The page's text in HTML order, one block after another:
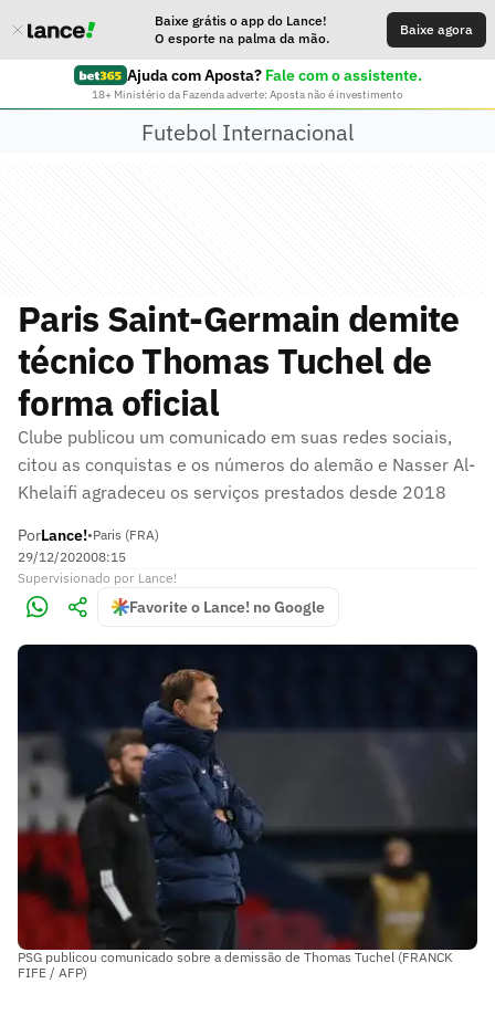
Baixe grátis o app do Lance!
O esporte na palma da mão.
Baixe agora
Ajuda com Aposta? Fale com o assistente.
18+ Ministério da Fazenda adverte: Aposta não é investimento
Futebol Internacional
Paris Saint-Germain demite
técnico Thomas Tuchel de
forma oficial
Clube publicou um comunicado em suas redes sociais,
citou as conquistas e os números do alemão e Nasser Al-
Khelaifi agradeceu os serviços prestados desde 2018
PorLance!•Paris (FRA)
29/12/202008:15
Supervisionado por Lance!
Favorite o Lance! no Google
PSG publicou comunicado sobre a demissão de Thomas Tuchel (FRANCK
FIFE / AFP)